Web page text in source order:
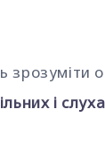
зрозуміти
і